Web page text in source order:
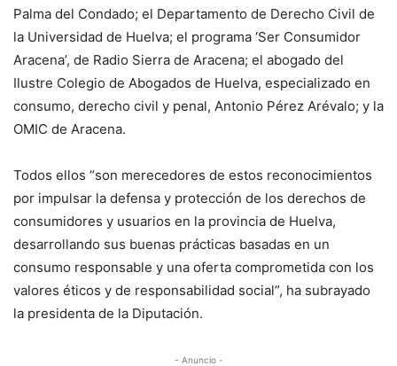
Palma del Condado; el Departamento de Derecho Civil de
la Universidad de Huelva; el programa ‘Ser Consumidor
Aracena’, de Radio Sierra de Aracena; el abogado del
Ilustre Colegio de Abogados de Huelva, especializado en
consumo, derecho civil y penal, Antonio Pérez Arévalo; y la
OMIC de Aracena.
Todos ellos “son merecedores de estos reconocimientos
por impulsar la defensa y protección de los derechos de
consumidores y usuarios en la provincia de Huelva,
desarrollando sus buenas prácticas basadas en un
consumo responsable y una oferta comprometida con los
valores éticos y de responsabilidad social”, ha subrayado
la presidenta de la Diputación.
- Anuncio -